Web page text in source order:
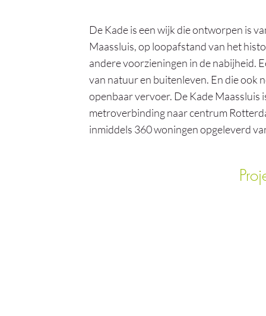
De Kade is een wijk die ontworpen is
Maassluis, op loopafstand van het
andere voorzieningen in de nabijheid.
van natuur en buitenleven. En die ook
openbaar vervoer. De Kade Maassluis
metroverbinding naar centrum
inmiddels 360 woningen opgeleverd